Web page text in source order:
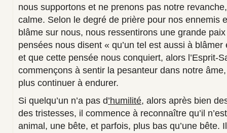
nous supportons et ne prenons pas notre
calme. Selon le degré de prière pour nos ennemis
blâme sur nous, nous ressentirons une grande
pensées nous disent « qu’un tel est aussi à
et que cette pensée nous conquiert, alors l’Esprit-
commençons à sentir la pesanteur dans notre
plus continuer à endurer.
Si quelqu’un n’a pas d’humilité, alors après bien
des tristesses, il commence à reconnaître qu’il
animal, une bête, et parfois, plus bas qu’une bête.